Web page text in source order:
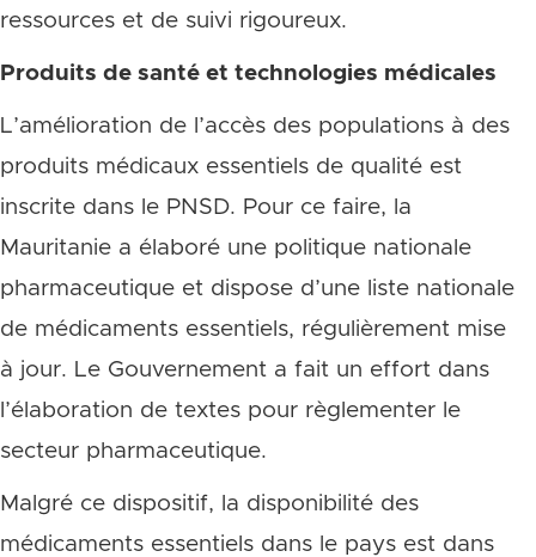
ressources et de suivi rigoureux.
Produits de santé et technologies médicales
L’amélioration de l’accès des populations à des
produits médicaux essentiels de qualité est
inscrite dans le PNSD. Pour ce faire, la
Mauritanie a élaboré une politique nationale
pharmaceutique et dispose d’une liste nationale
de médicaments essentiels, régulièrement mise
à jour. Le Gouvernement a fait un effort dans
l’élaboration de textes pour règlementer le
secteur pharmaceutique.
Malgré ce dispositif, la disponibilité des
médicaments essentiels dans le pays est dans